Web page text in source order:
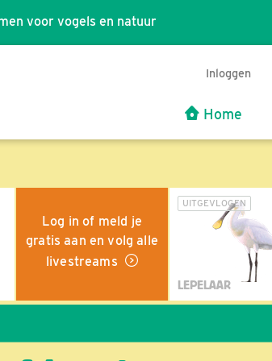
voor vogels en natuur
Inloggen
Home
Log in of meld je
gratis aan en volg alle
livestreams
UITGEVLOGEN
LEPELAAR